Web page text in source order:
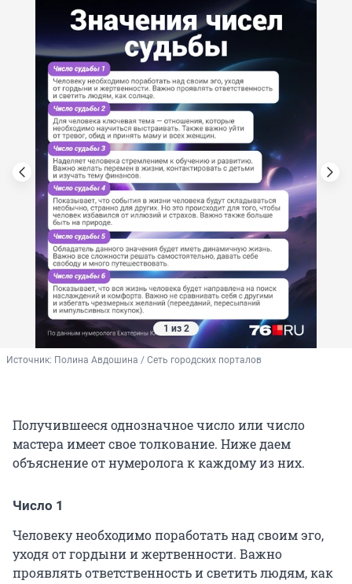
1 из 2
Источник: Полина Авдошина / Сеть городских порталов
Получившееся однозначное число или число
мастера имеет свое толкование. Ниже даем
объяснение от нумеролога к каждому из них.
Число 1
Человеку необходимо поработать над своим эго,
уходя от гордыни и жертвенности. Важно
проявлять ответственность и светить людям, как